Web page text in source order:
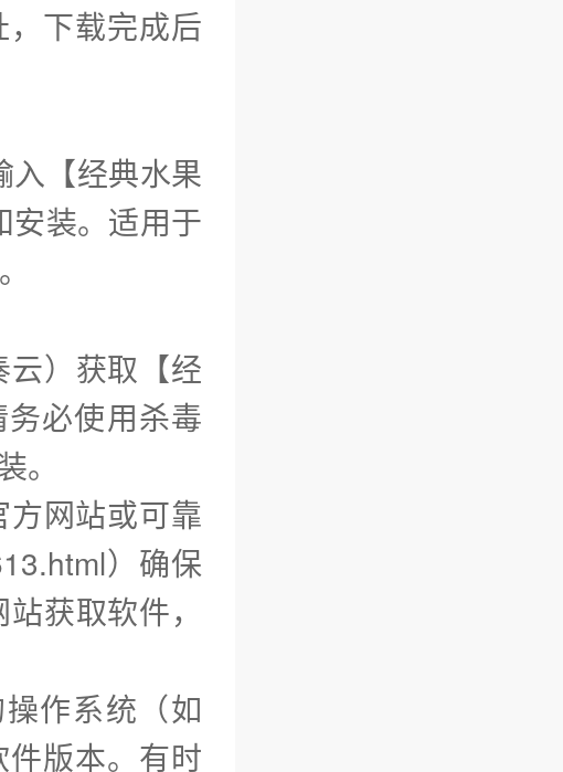
下载完成后
入【经典水果
安装。适用于
）获取【经
必使用杀毒
。
网站或可靠
）确保
获取软件，
作系统（如
版本。有时